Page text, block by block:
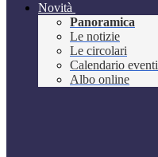
Novità
Panoramica
Le notizie
Le circolari
Calendario eventi
Albo online